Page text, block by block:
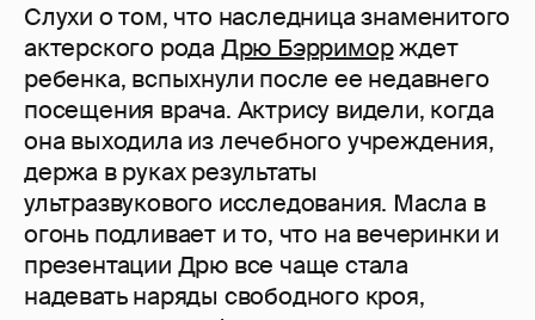
Слухи о том, что наследница знаменитого
актерского рода Дрю Бэрриморждет
ребенка, вспыхнули после ее недавнего
посещения врача. Актрису видели, когда
она выходила из лечебного учреждения,
держа в руках результаты
ультразвукового исследования. Масла в
огонь подливает и то, что на вечеринки и
презентации Дрю все чаще стала
надевать наряды свободного кроя,